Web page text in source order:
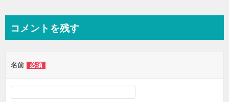
ビ
ー
シ
コメントを残す
名前 必須